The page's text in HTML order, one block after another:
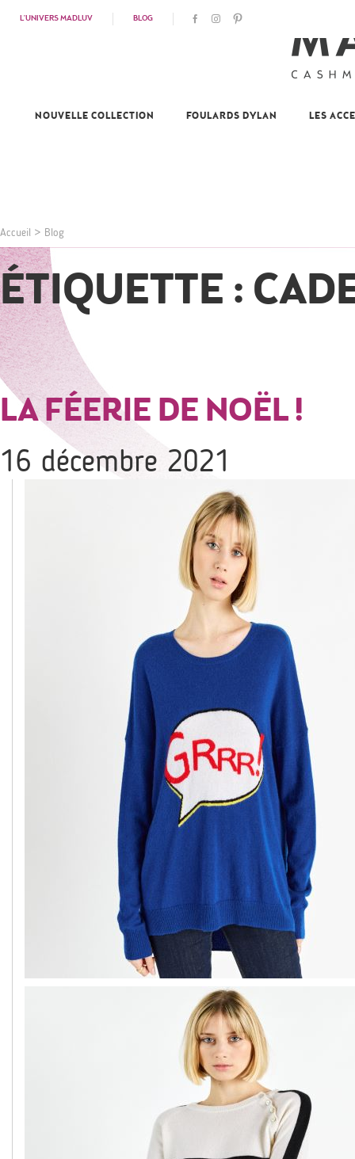
L'UNIVERS MADLUV BLOG
NOUVELLE COLLECTION FOULARDS DYLAN LES
Accueil > Blog
ÉTIQUETTE :
LA FÉERIE DE NOËL !
16 décembre 2021